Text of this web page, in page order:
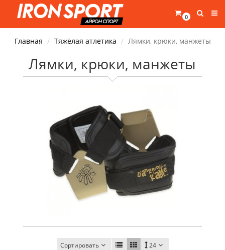
0
Главная Тяжёлая атлетика Лямки, крюки, манжеты
Лямки, крюки, манжеты
Сортировать 24